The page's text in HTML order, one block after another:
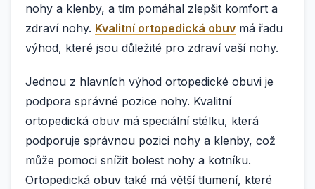
nohy a klenby, a tím pomáhal zlepšit komfort a
zdraví nohy. Kvalitní ortopedická obuv má řadu
výhod, které jsou důležité pro zdraví vaší nohy.
Jednou z hlavních výhod ortopedické obuvi je
podpora správné pozice nohy. Kvalitní
ortopedická obuv má speciální stélku, která
podporuje správnou pozici nohy a klenby, což
může pomoci snížit bolest nohy a kotníku.
Ortopedická obuv také má větší tlumení, které